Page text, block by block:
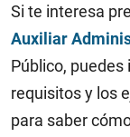
Si te interesa
Auxiliar
Público,
requisitos y los
para saber